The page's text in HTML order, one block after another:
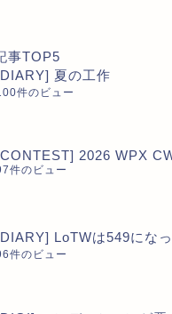
事TOP5
夏の工作
件のビュー
2026 WPX
件のビュー
LoTWは549にな
件のビュー